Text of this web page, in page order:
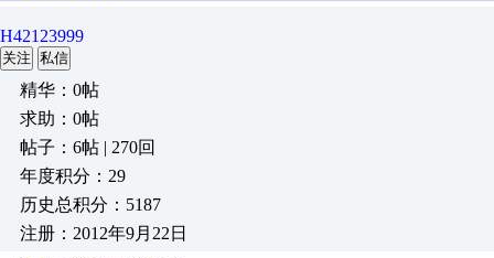
H42123999
关注 私信
精华：0帖
求助：0帖
帖子：6帖 | 270回
年度积分：29
历史总积分：5187
注册：2012年9月22日